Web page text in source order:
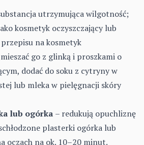
utrzymująca wilgotność;
kosmetyk oczyszczający lub
na kosmetyk
go z glinką i proszkami o
dodać do soku z cytryny w
lub mleka w pielęgnacji skóry
lub ogórka – redukują opuchliznę
plasterki ogórka lub
oczach na ok. 10–20 minut.